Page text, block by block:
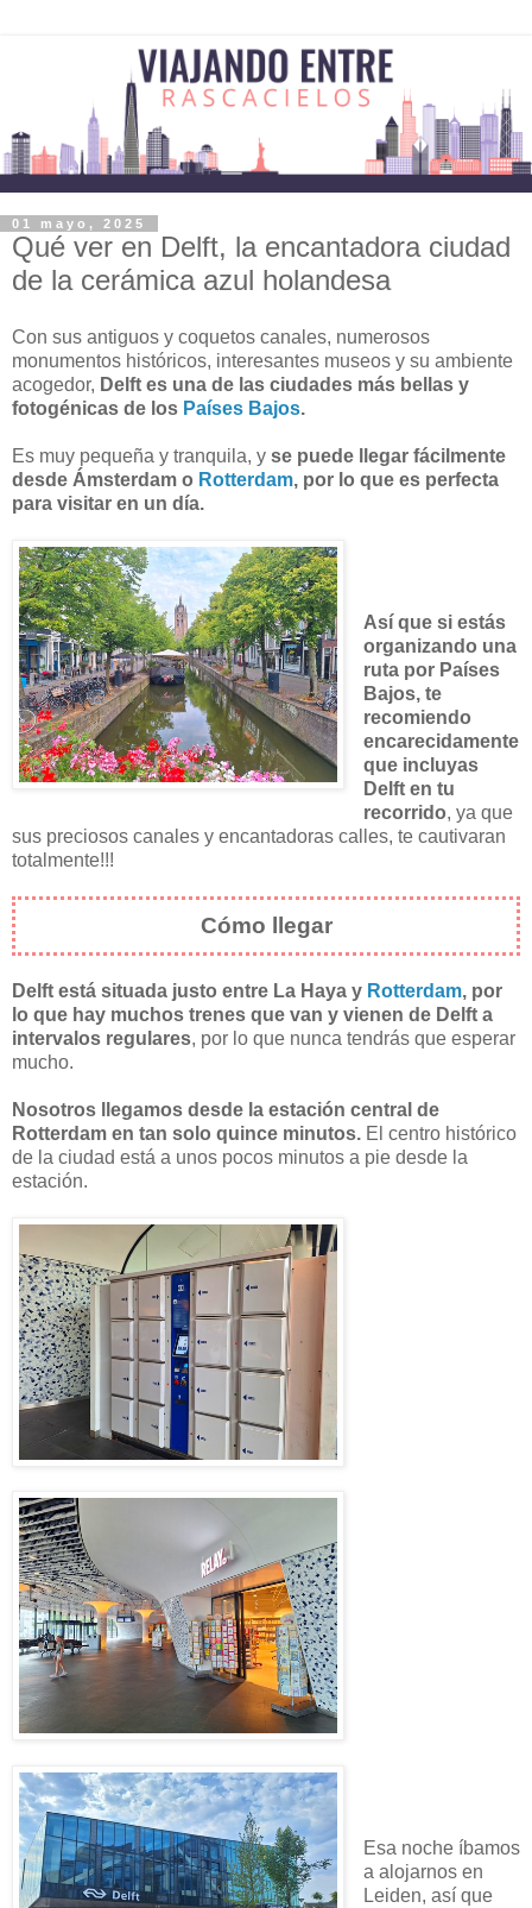
01 mayo, 2025
Qué ver en Delft, la encantadora ciudad
de la cerámica azul holandesa
Con sus antiguos y coquetos canales, numerosos
monumentos históricos, interesantes museos y su ambiente
acogedor, Delft es una de las ciudades más bellas y
fotogénicas de los Países Bajos.
Es muy pequeña y tranquila, y se puede llegar fácilmente
desde Ámsterdam o Rotterdam, por lo que es perfecta
para visitar en un día.
Así que si estás
organizando una
ruta por Países
Bajos, te
recomiendo
encarecidamente
que incluyas
Delft en tu
recorrido, ya que
sus preciosos canales y encantadoras calles, te cautivaran
totalmente!!!
Cómo llegar
Delft está situada justo entre La Haya y Rotterdam, por
lo que hay muchos trenes que van y vienen de Delft a
intervalos regulares, por lo que nunca tendrás que esperar
mucho.
Nosotros llegamos desde la estación central de
Rotterdam en tan solo quince minutos. El centro histórico
de la ciudad está a unos pocos minutos a pie desde la
estación.
Esa noche íbamos
a alojarnos en
Leiden, así que